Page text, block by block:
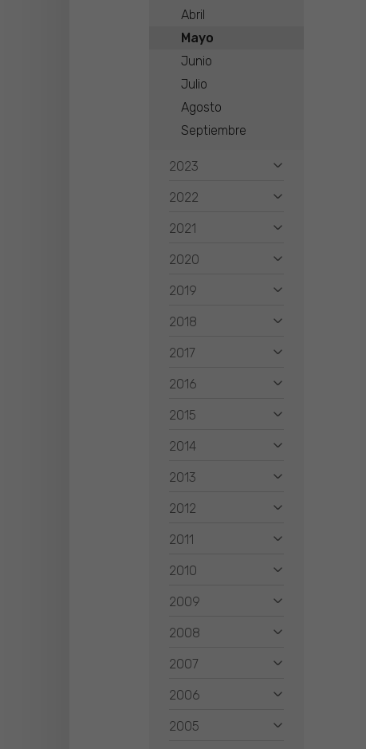
Abril
Mayo
Junio
Julio
Agosto
Septiembre
2023
2022
2021
2020
2019
2018
2017
2016
2015
2014
2013
2012
2011
2010
2009
2008
2007
2006
2005